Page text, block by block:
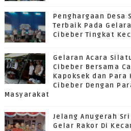
Penghargaan Desa
Terbaik Pada
Cibeber Tingkat
Gelaran Acara
Cibeber Bersama
Kapoksek dan Para
Cibeber Dengan
Masyarakat
Jelang Anugerah
Gelar Rakor Di